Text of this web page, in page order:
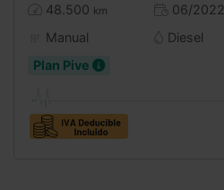
48.500 km
06/2022
Manual
Diesel
Plan Pive